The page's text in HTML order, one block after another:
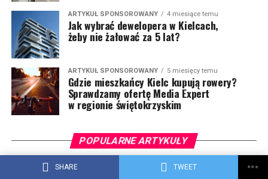
SHARE TWEET
ARTYKUŁ SPONSOROWANY 4 miesiące temu
Jak wybrać dewelopera w Kielcach,
żeby nie żałować za 5 lat?
ARTYKUŁ SPONSOROWANY 5 miesięcy temu
Gdzie mieszkańcy Kielc kupują rowery?
Sprawdzamy ofertę Media Expert
w regionie świętokrzyskim
POPULARNE ARTYKUŁY
Nawigacja 2.0 w aplikacji Rossmann PL